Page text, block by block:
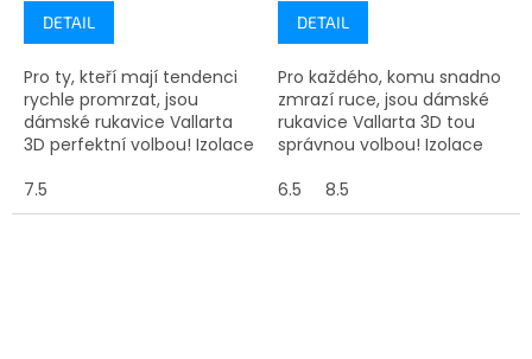
DETAIL
Pro ty, kteří mají tendenci
rychle promrzat, jsou
dámské rukavice Vallarta
3D perfektní volbou! Izolace
extra teplou rukavici.
Kombinace prémiové kozí...
7.5
DETAIL
Pro každého, komu snadno
zmrazí ruce, jsou dámské
rukavice Vallarta 3D tou
správnou volbou! Izolace
rukavici extra hřejivý pocit.
Kombinace prémiové kozí...
6.5 8.5